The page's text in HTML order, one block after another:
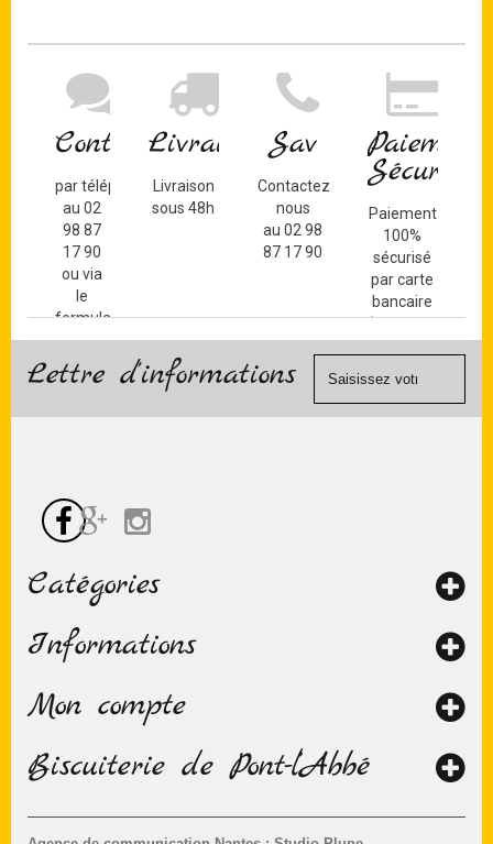
Contact
par téléphone
au 02
98 87
17 90
ou via
le
formulaire
de
contact
Livraison
Livraison
sous 48h
Sav
Contactez-
nous
au 02 98
87 17 90
Paiement
Sécurisé
Paiement
100%
sécurisé
par carte
bancaire
(Mastercard,
Visa, ...) et
Lettre d'informations
Catégories
Informations
Mon compte
Biscuiterie de Pont-l’Abbé